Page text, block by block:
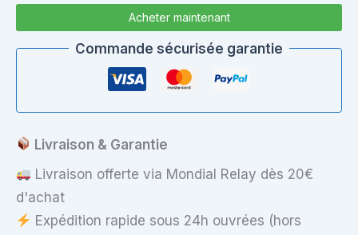
Toshiba
&
Droite
Acheter maintenant
Commande sécurisée garantie
Livraison & Garantie
Livraison offerte via Mondial Relay dès 20€
d'achat
Expédition rapide sous 24h ouvrées (hors